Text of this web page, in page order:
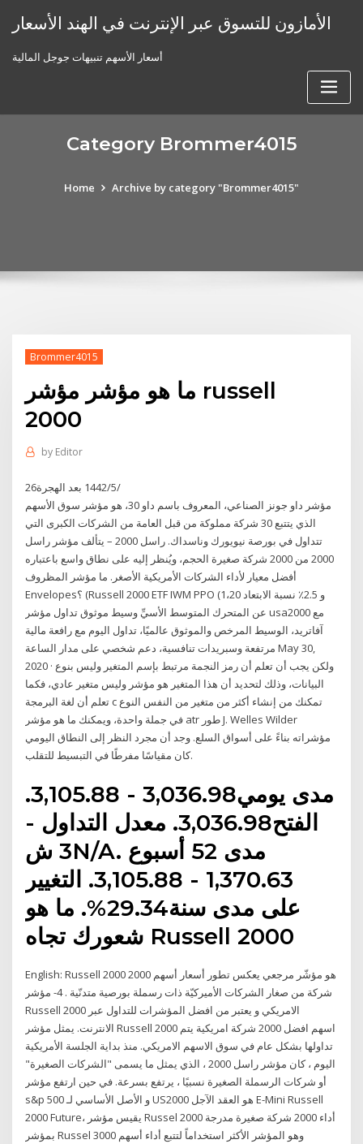
الأمازون للتسوق عبر الإنترنت في الهند الأسعار
أسعار الأسهم تنبيهات جوجل المالية
Category Brommer4015
Home Archive by category "Brommer4015"
Brommer4015
ما هو مؤشر مؤشر russell
2000
by Editor
26‏‏/5‏‏/1442 بعد الهجرة
مؤشر داو جونز الصناعي، المعروف باسم داو 30، هو مؤشر سوق الأسهم
الذي يتتبع 30 شركة مملوكة من قبل العامة من الشركات الكبرى التي
تتداول في بورصة نيويورك وناسداك. راسل 2000 – يتألف مؤشر راسل
2000 من 2000 شركة صغيرة الحجم، ويُنظر إليه على نطاق واسع باعتباره
أفضل معيار لأداء الشركات الأمريكية الأصغر. ما مؤشر المظروف
Envelopes؟ (Russell 2000 ETF IWM PPO (1،20 و 2.5٪ نسبة الابتعاد
عن المتحرك المتوسط الأسيِّ وسيط موثوق تداول مؤشر usa2000 مع
آفاتريد، الوسيط المرخص والموثوق عالميًا، تداول اليوم مع رافعة مالية
مرتفعة وسبريدات تنافسية، دعم شخصي على مدار الساعة May 30,
2020 · ولكن يجب أن تعلم أن رمز النجمة مرتبط بإسم المتغير وليس بنوع
البيانات، وذلك لتحديد أن هذا المتغير هو مؤشر وليس متغير عادي، فكما
تعلم أن لغة البرمجة c تمكنك من إنشاء أكثر من متغير من النفس النوع
في جملة واحدة، ويمكنك ما هو مؤشر atr طور J. Welles Wilder
مؤشراته بناءً على أسواق السلع. وجد أن مجرد النظر إلى النطاق اليومي
كان مقياسًا مفرطًا في التبسيط للتقلب.
مدى يومي3,036.98 - 3,105.88.
الفتح3,036.98. معدل التداول -
3 شN/A. مدى 52 أسبوع
1,370.63 - 3,105.88. التغيير
على مدى سنة29.34%. ما هو
شعورك تجاه Russell 2000
English: Russell 2000 هو مؤشّر مرجعي يعكس تطور أسعار أسهم 2000
شركة من صغار الشركات الأميركيّة ذات رسملة بورصية متدنّية . 4- مؤشر
Russell 2000 الامريكي و يعتبر من افضل المؤشرات للتداول عبر
الانترنت. يمثل مؤشر Russell 2000 اسهم افضل 2000 شركة امريكية يتم
تداولها بشكل عام في سوق الاسهم الامريكي. منذ بداية الجلسة الأمريكية
اليوم ، كان مؤشر راسل 2000 ، الذي يمثل ما يسمى "الشركات الصغيرة"
أو شركات الرسملة الصغيرة نسبيًا ، يرتفع بسرعة. في حين ارتفع مؤشر
s&p 500 و الأصل الأساسي لـ US2000 هو العقد الآجل E-Mini Russell
2000 Future، يقيس مؤشر Russel 2000 أداء 2000 شركة صغيرة مدرجة
بمؤشر Russel 3000 وهو المؤشر الأكثر استخداماً لتتبع أداء أسهم